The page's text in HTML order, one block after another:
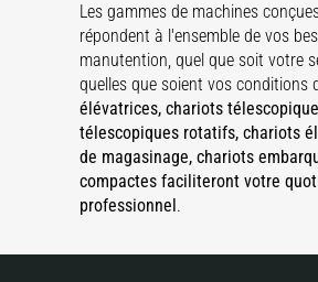
Les gammes de machines
répondent à l'ensemble de vos
manutention, quel que soit votre
quelles que soient vos conditions
élévatrices, chariots
télescopiques rotatifs, chariots
de magasinage, chariots
compactes faciliteront votre
professionnel.